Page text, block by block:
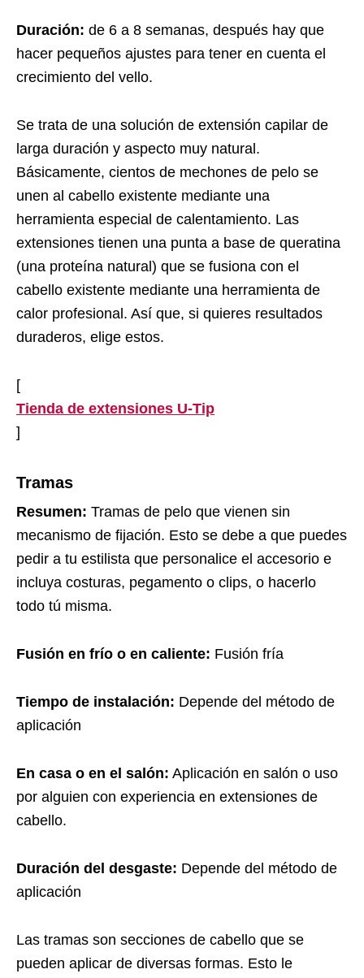
Duración: de 6 a 8 semanas, después hay que
hacer pequeños ajustes para tener en cuenta el
crecimiento del vello.
Se trata de una solución de extensión capilar de
larga duración y aspecto muy natural.
Básicamente, cientos de mechones de pelo se
unen al cabello existente mediante una
herramienta especial de calentamiento. Las
extensiones tienen una punta a base de queratina
(una proteína natural) que se fusiona con el
cabello existente mediante una herramienta de
calor profesional. Así que, si quieres resultados
duraderos, elige estos.
[
Tienda de extensiones U-Tip
]
Tramas
Resumen: Tramas de pelo que vienen sin
mecanismo de fijación. Esto se debe a que puedes
pedir a tu estilista que personalice el accesorio e
incluya costuras, pegamento o clips, o hacerlo
todo tú misma.
Fusión en frío o en caliente: Fusión fría
Tiempo de instalación: Depende del método de
aplicación
En casa o en el salón: Aplicación en salón o uso
por alguien con experiencia en extensiones de
cabello.
Duración del desgaste: Depende del método de
aplicación
Las tramas son secciones de cabello que se
pueden aplicar de diversas formas. Esto le